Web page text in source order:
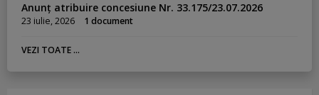
Anunț atribuire concesiune Nr. 33.175/23.07.2026
23 iulie, 2026 1 document
VEZI TOATE ...